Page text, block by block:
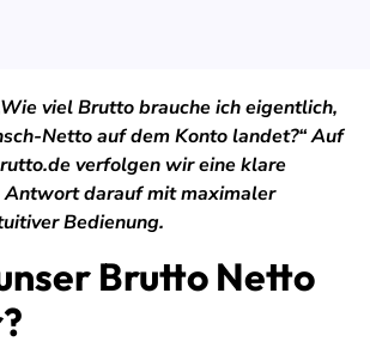
viel Brutto brauche ich eigentlich,
Netto auf dem Konto landet?“ Auf
verfolgen wir eine klare
Antwort darauf mit maximaler
Bedienung.
Brutto Netto